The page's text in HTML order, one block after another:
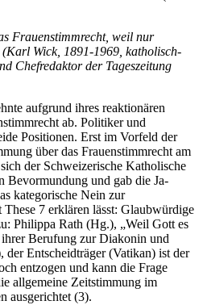
Frauenstimmrecht, weil nur
Wick, 1891-1969, katholisch-
Chefredaktor der Tageszeitung
aufgrund ihres reaktionären
ab. Politiker und
Positionen. Erst im Vorfeld der
über das Frauenstimmrecht am
der Schweizerische Katholische
Bevormundung und gab die Ja-
kategorische Nein zur
7 erklären lässt: Glaubwürdige
Philippa Rath (Hg.), „Weil Gott es
Berufung zur Diakonin und
Entscheidträger (Vatikan) ist der
entzogen und kann die Frage
allgemeine Zeitstimmung im
ausgerichtet (3).